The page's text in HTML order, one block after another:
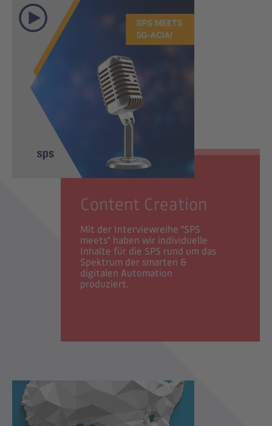
Content Creation
Mit der Interviewreihe "SPS
meets" haben wir individuelle
Inhalte für die SPS rund um das
Spektrum der smarten &
digitalen Automation
produziert.